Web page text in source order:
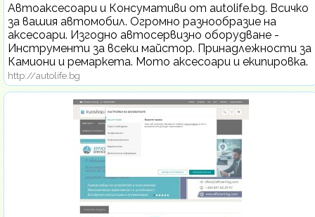
Автоаксесоари и Консумативи от autolife.bg. Всичко
за вашия автомобил. Огромно разнообразие на
аксесоари. Изгодно автосервизно оборудване -
Инструменти за всеки майстор. Принадлежности за
Камиони и ремаркета. Мото аксесоари и екипировка.
http://autolife.bg